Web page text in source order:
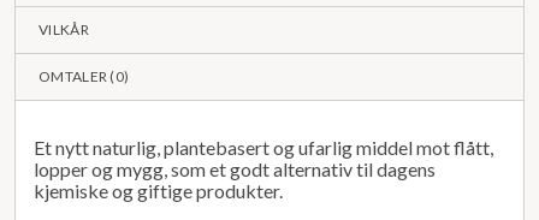
VILKÅR
OMTALER (0)
Et nytt naturlig, plantebasert og ufarlig middel mot flått,
lopper og mygg, som et godt alternativ til dagens
kjemiske og giftige produkter.